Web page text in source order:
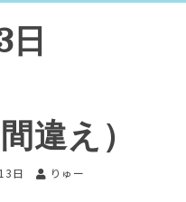
日
違え）
日 りゅー